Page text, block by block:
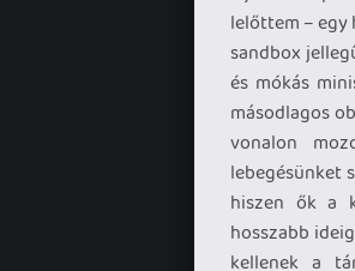
lelőttem – egy
sandbox
és mókás
másodlagos
vonalon
lebegésünket
hiszen ők a
hosszabb
kellenek a